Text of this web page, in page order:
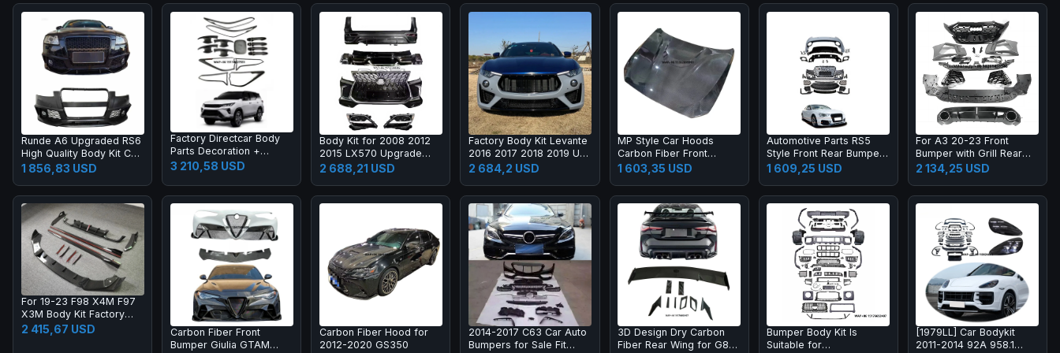
Runde A6 Upgraded RS6
High Quality Body Kit Car
Bumper Grille Rear Lips
Tail Throat Tail Wing
Sales
1 856,83 USD
Factory Directcar Body
Parts Decoration +
protection Car Body
Parts Car Accessories
3 210,58 USD
Body Kit for 2008 2012
2015 LX570 Upgrade
2018 LX Super Sport
Grille Bumper Led
Light
2 688,21 USD
Factory Body Kit Levante
2016 2017 2018 2019 Up
2020 2021
2 684,2 USD
MP Style Car Hoods
Carbon Fiber Front
Engine Hood Bonnet for
M2C F87 F22
1 603,35 USD
Automotive Parts RS5
Style Front Rear Bumper
Body Kits for A5 S5 B8.5
2013-2016 Upgrade
1 609,25 USD
For A3 20-23 Front
Bumper with Grill Rear
Lip Diffuser with Muffler
Tip Full RS3 Style Body
2 134,25 USD
For 19-23 F98 X4M F97
X3M Body Kit Factory
Direct Selling Carbon
Fiber AE Style Front
2 415,67 USD
Carbon Fiber Front
Bumper Giulia GTAM
Carbon Fiber Hood for
2012-2020 GS350
2014-2017 C63 Car Auto
Bumpers for Sale Fit
3D Design Dry Carbon
Fiber Rear Wing for G87
Bumper Body Kit Is
Suitable for
[1979LL] Car Bodykit
2011-2014 92A 958.1